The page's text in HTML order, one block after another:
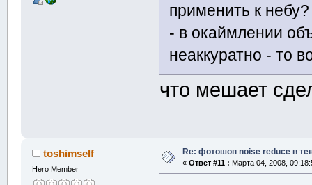
применить к
- в окаймлении
неаккуратно - то
что мешает
toshimself
Hero Member
Re: фотошоп noise reduсe в
« Ответ #11 : Марта 04, 2008,